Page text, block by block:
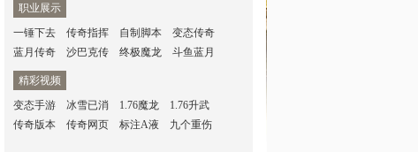
职业展示
一锤下去
传奇指挥 自制脚本
变态传奇
蓝月传奇
沙巴克传 终极魔龙 斗鱼蓝月
精彩视频
变态手游
冰雪已消 1.76魔龙
1.76升武
传奇版本
传奇网页 标注A液 九个重伤